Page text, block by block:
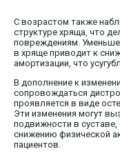
С возрастом также
структуре хряща, что
повреждениям.
в хряще приводит к
амортизации, что
В дополнение к
сопровождаться
проявляется в виде
Эти изменения могут
подвижности в
снижению физической
пациентов.